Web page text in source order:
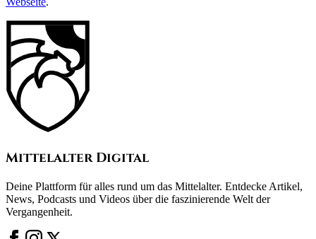
Mittelalter Digital
Deine Plattform für alles rund um das Mittelalter. Entdecke Artikel,
News, Podcasts und Videos über die faszinierende Welt der
Vergangenheit.